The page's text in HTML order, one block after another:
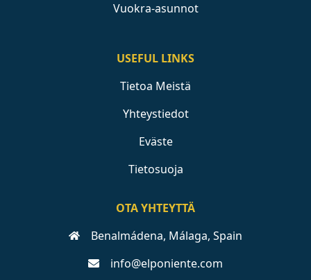
Vuokra-asunnot
USEFUL LINKS
Tietoa Meistä
Yhteystiedot
Eväste
Tietosuoja
OTA YHTEYTTÄ
Benalmádena, Málaga, Spain
info@elponiente.com